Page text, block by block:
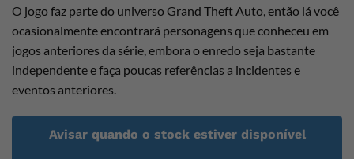
O jogo faz parte do universo Grand Theft Auto, então lá você
ocasionalmente encontrará personagens que conheceu em
jogos anteriores da série, embora o enredo seja bastante
independente e faça poucas referências a incidentes e
eventos anteriores.
Avisar quando o stock estiver disponível